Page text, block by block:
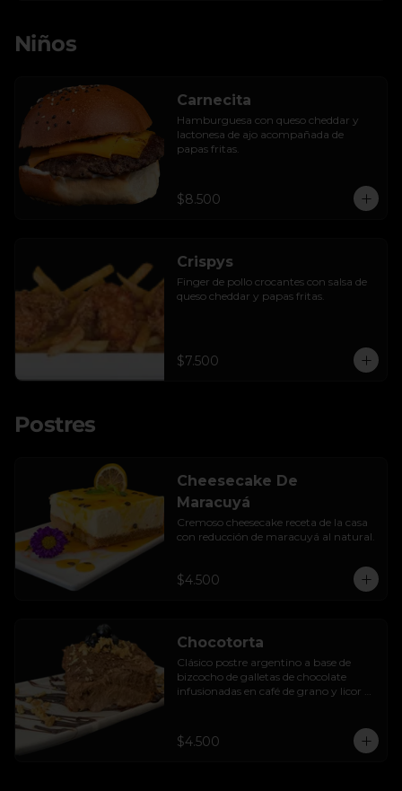
Niños
Carnecita
Hamburguesa con queso cheddar y
lactonesa de ajo acompañada de
papas fritas.
$8.500
Crispys
Finger de pollo crocantes con salsa de
queso cheddar y papas fritas.
$7.500
Postres
Cheesecake De
Maracuyá
Cremoso cheesecake receta de la casa
con reducción de maracuyá al natural.
$4.500
Chocotorta
Clásico postre argentino a base de
bizcocho de galletas de chocolate
infusionadas en café de grano y licor de
$4.500